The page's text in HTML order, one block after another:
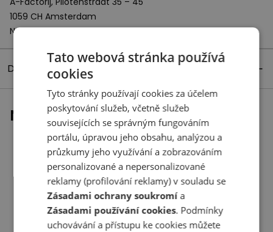
1059 CH Amsterdam
Netherlands
Detaily produktu
Naposledy prohlížené
Tato webová stránka používá
cookies
Tyto stránky používají cookies za účelem
poskytování služeb, včetně služeb
souvisejících se správným fungováním
portálu, úpravou jeho obsahu, analýzou a
průzkumy jeho využívání a zobrazováním
personalizované a nepersonalizované
reklamy (profilování reklamy) v souladu se
Zásadami ochrany soukromía
Zásadami používání cookies. Podmínky
uchovávání a přístupu ke cookies můžete